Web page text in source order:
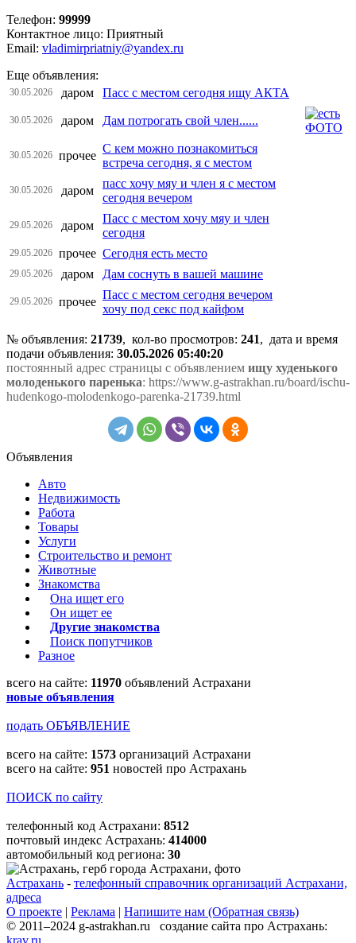
Телефон: 99999
Контактное лицо: Приятный
Email: vladimirpriatniy@yandex.ru
Еще объявления:
30.05.2026 даром Пасс с местом сегодня ищу АКТА
30.05.2026 даром Дам потрогать свой член......
30.05.2026 прочее
С кем можно познакомиться
встреча сегодня, я с местом
30.05.2026 даром
пасс хочу мяу и член я с местом
сегодня вечером
29.05.2026 даром
Пасс с местом хочу мяу и член
сегодня
29.05.2026 прочее Сегодня есть место
29.05.2026 даром Дам соснуть в вашей машине
29.05.2026 прочее
Пасс с местом сегодня вечером
хочу под секс под кайфом
№ объявления: 21739, кол-во просмотров: 241, дата и время
подачи объявления: 30.05.2026 05:40:20
постоянный адрес страницы с объявлением ищу худенького
молоденького паренька: https://www.g-astrakhan.ru/board/ischu-
hudenkogo-molodenkogo-parenka-21739.html
Объявления
Авто
Недвижимость
Работа
Товары
Услуги
Строительство и ремонт
Животные
Знакомства
Она ищет его
Он ищет ее
Другие знакомства
Поиск попутчиков
Разное
всего на сайте: 11970 объявлений Астрахани
новые объявления
подать ОБЪЯВЛЕНИЕ
всего на сайте: 1573 организаций Астрахани
всего на сайте: 951 новостей про Астрахань
ПОИСК по сайту
телефонный код Астрахани: 8512
почтовый индекс Астрахань: 414000
автомобильный код региона: 30
Астрахань - телефонный справочник организаций Астрахани,
адреса
О проекте | Реклама | Напишите нам (Обратная связь)
© 2011–2024 g-astrakhan.ru создание сайта про Астрахань:
krav.ru